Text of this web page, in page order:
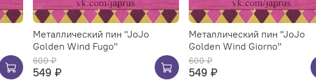
Металлический пин "JoJo
Golden Wind Fugo"
600 ₽
549 ₽
Металлический пин "JoJo
Golden Wind Giorno"
600 ₽
549 ₽